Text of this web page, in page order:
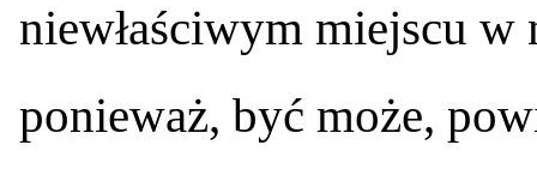
niewłaściwym miejscu w
ponieważ, być może,